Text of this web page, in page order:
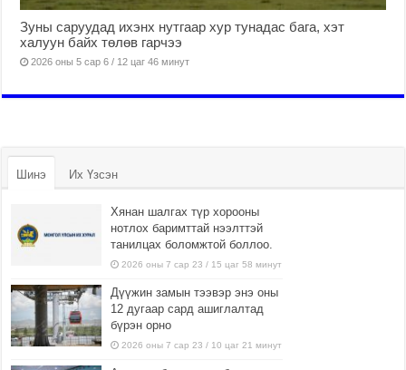
Зуны саруудад ихэнх нутгаар хур тунадас бага, хэт
халуун байх төлөв гарчээ
2026 оны 5 сар 6 / 12 цаг 46 минут
Шинэ Их Үзсэн
Хянан шалгах түр хорооны
нотлох баримттай нээлттэй
танилцах боломжтой боллоо.
2026 оны 7 сар 23 / 15 цаг 58 минут
Дүүжин замын тээвэр энэ оны
12 дугаар сард ашиглалтад
бүрэн орно
2026 оны 7 сар 23 / 10 цаг 21 минут